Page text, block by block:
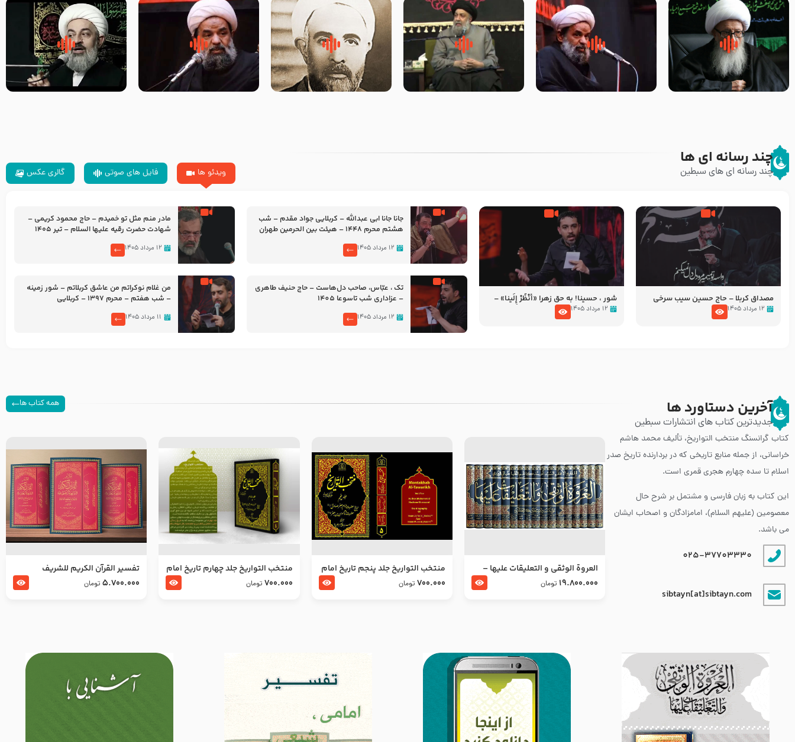
زوّار اربعین امام حسین (علیه
السلام) با این اشتیاق به زیارت
روضه جانسوز پاره های جگر امام
حسن مجتبی علیه السلام-حجت
لقب حضرت رقیه سلام الله علیها
به چه معناست – حجت الاسلام
روضه‌ی مجلس یزید ملعون و
اسارت اهل‌بیت علیهم‌السلام –
سلام جوانی که امام حسین علیه
السلام خودش جوابش را دادند
زیارتی که اسباب رزق زیاد و عمر
طولانی است حجت السلام حسین
چند رسانه ای ها
چند رسانه ای های سبطین ویدئو ها فایل های صوتی گالری عکس
مصداق کربلا – حاج حسین سیب سرخی
۱۲ مرداد ۱۴۰۵
شور ، حسینا! به‌ حق زهرا «أُنْظُرْ إِلَینا» –
عزاداری شب هفتم ماه محرّم 1405
۱۲ مرداد ۱۴۰۵
جانا جانا ابی عبدالله – کربلایی جواد مقدم – شب
هشتم محرم 1448 – هیئت بین الحرمین طهران
۱۲ مرداد ۱۴۰۵
مادر منم مثل تو خمیدم – حاج محمود کریمی –
شهادت حضرت رقیه علیها السلام – تیر ۱۴۰۵
۱۲ مرداد ۱۴۰۵
تک ، عبّاس، صاحب دل‌هاست – حاج حنیف طاهری
– عزاداری شب تاسوعا 1405
۱۲ مرداد ۱۴۰۵
من غلام نوکراتم من عاشق کربلاتم – شور زمینه
– شب هفتم – محرم 1397 – کربلایی
۱۱ مرداد ۱۴۰۵
آخرین دستاورد ها
جدیدترین کتاب های انتشارات سبطین
همه کتاب ها
کتاب گرانسنگ منتخب التواريخ، تألیف محمد هاشم
خراسانی، از جمله منابع تاریخی که در بردارنده تاریخ صدر
اسلام تا سده چهارم هجری قمری است.
این کتاب به زبان فارسی و مشتمل بر شرح حال
معصومین (علیهم السلام)، امامزادگان و اصحاب ایشان
می باشد.
025-37703330
sibtayn[at]sibtayn.com
العروة الوثقى و التعليقات عليها –
طرح جدید
19.800.000 تومان
منتخب التواریخ جلد پنجم تاریخ امام
جعفر صادق و امام موسی بن جعفر
700.000 تومان
منتخب التواریخ جلد چهارم تاریخ امام
زین العابدین و امام محمد باقر
700.000 تومان
تفسير القرآن الكريم للشريف
المرتضي قدس سرّه
5.700.000 تومان